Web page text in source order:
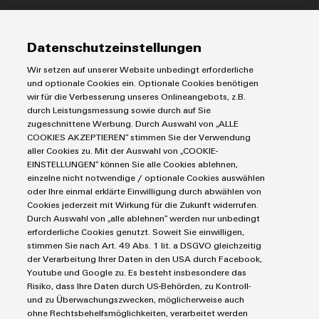
Modifizierte
bestückte
Gehäuse
Kundenspezifische
Kabelkonfektionierung
Produktinnovationen
Praxisnahe
Verbindungen für
Ihre Industrie.
Unsere Neuheiten
im Bereich
Industrial
Connectivity.
Koppelrelais
Leiterplattensteckverbinder und Leiterplattenklemmen
Markierungssysteme
Reihenklemmen
Stromversorgungen
Industrial IoT
Industrial Security
Single Pair Ethernet
Smart Metering
SNAP IN Anschlusstechnologie
Workplace Solutions
Service
Connectivity Consulting
eShop / Digitale Bestellmöglichkeiten
Engineering-Daten
PCB Connector Services
Support Center
Technische Produktkataloge
Weidmüller Configurator
Industrien
Datencenter
Gerätehersteller
Maschinenbau
Photovoltaik
Wasserstoff
Weidmüller Industry Match
Windenergie
Impressum
Einkaufs- /Lieferanteninformationen
Datenschutzerklärung
Cookie Richtlinie
Cookie Einstellungen
Weidmüller GmbH & Co KG
Datenschutzeinstellungen
Wir setzen auf unserer Website unbedingt erforderliche
und optionale Cookies ein. Optionale Cookies benötigen
wir für die Verbesserung unseres Onlineangebots, z.B.
durch Leistungsmessung sowie durch auf Sie
zugeschnittene Werbung. Durch Auswahl von „ALLE
COOKIES AKZEPTIEREN“ stimmen Sie der Verwendung
aller Cookies zu. Mit der Auswahl von „COOKIE-
EINSTELLUNGEN“ können Sie alle Cookies ablehnen,
einzelne nicht notwendige / optionale Cookies auswählen
oder Ihre einmal erklärte Einwilligung durch abwählen von
Cookies jederzeit mit Wirkung für die Zukunft widerrufen.
Durch Auswahl von „alle ablehnen“ werden nur unbedingt
erforderliche Cookies genutzt. Soweit Sie einwilligen,
stimmen Sie nach Art. 49 Abs. 1 lit. a DSGVO gleichzeitig
der Verarbeitung Ihrer Daten in den USA durch Facebook,
Youtube und Google zu. Es besteht insbesondere das
Risiko, dass Ihre Daten durch US-Behörden, zu Kontroll-
und zu Überwachungszwecken, möglicherweise auch
ohne Rechtsbehelfsmöglichkeiten, verarbeitet werden